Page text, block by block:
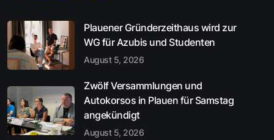
Plauener Gründerzeithaus wird zur
WG für Azubis und Studenten
August 5, 2026
Zwölf Versammlungen und
Autokorsos in Plauen für Samstag
angekündigt
August 5, 2026